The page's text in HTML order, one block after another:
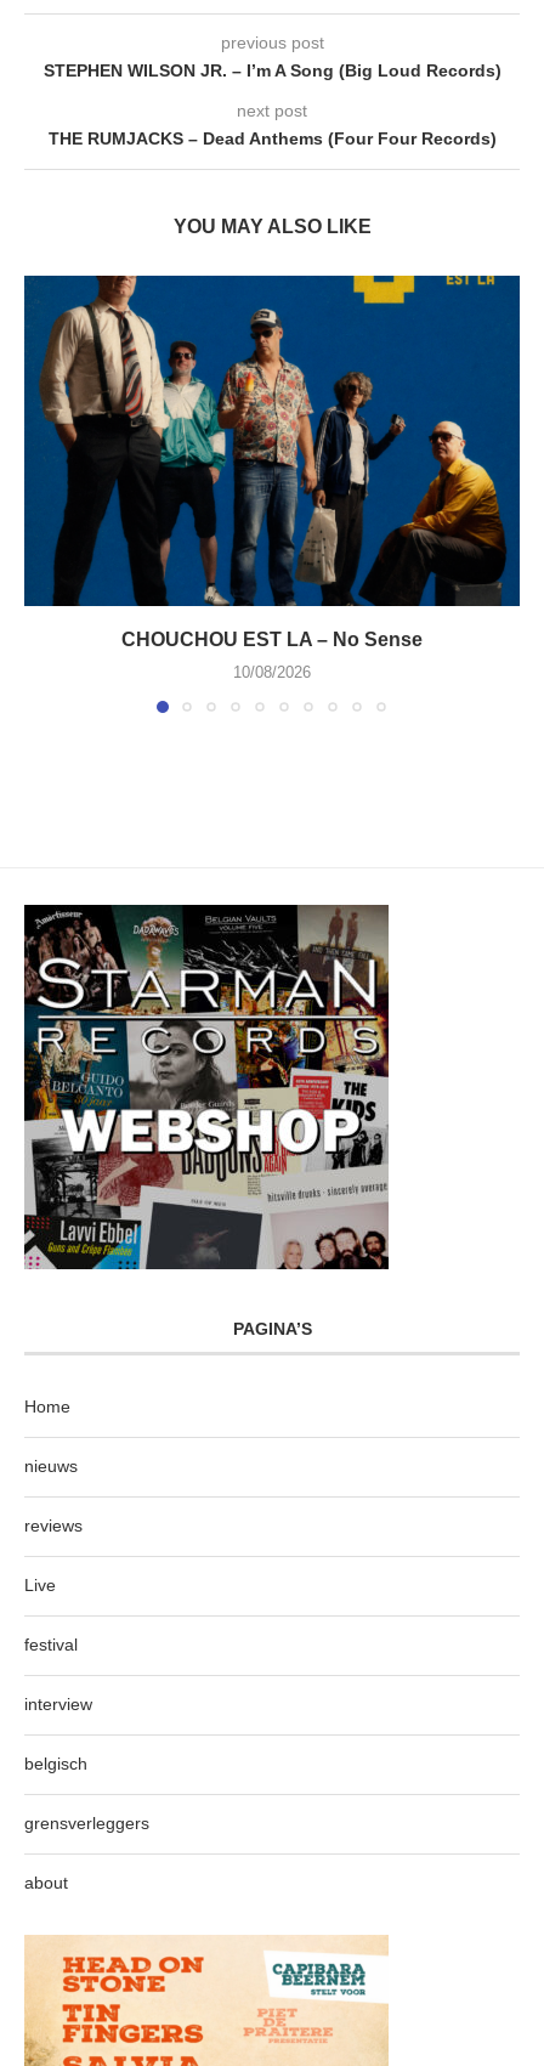
previous post
STEPHEN WILSON JR. – I’m A Song (Big Loud Records)
next post
THE RUMJACKS – Dead Anthems (Four Four Records)
YOU MAY ALSO LIKE
CHOUCHOU EST LA – No Sense
10/08/2026
PAGINA’S
Home
nieuws
reviews
Live
festival
interview
belgisch
grensverleggers
about